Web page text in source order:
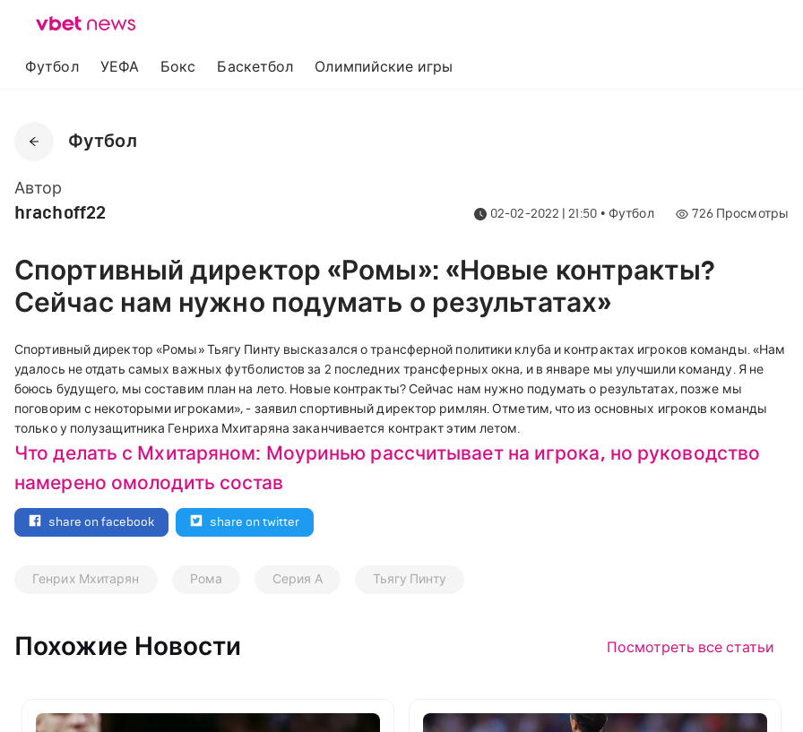
Футбол УЕФА Бокс Баскетбол Олимпийские игры
Футбол
Автор
hrachoff22 02-02-2022 | 21:50 • Футбол 726 Просмотры
Спортивный директор «Ромы»: «Новые контракты?
Сейчас нам нужно подумать о результатах»
Спортивный директор «Ромы» Тьягу Пинту высказался о трансферной политики клуба и контрактах игроков команды. «Нам
удалось не отдать самых важных футболистов за 2 последних трансферных окна, и в январе мы улучшили команду. Я не
боюсь будущего, мы составим план на лето. Новые контракты? Сейчас нам нужно подумать о результатах, позже мы
поговорим с некоторыми игроками», - заявил спортивный директор римлян. Отметим, что из основных игроков команды
только у полузащитника Генриха Мхитаряна заканчивается контракт этим летом.
Что делать с Мхитаряном: Моуринью рассчитывает на игрока, но руководство
намерено омолодить состав
share on facebook share on twitter
Генрих Мхитарян Рома Серия А Тьягу Пинту
Похожие Новости Посмотреть все статьи